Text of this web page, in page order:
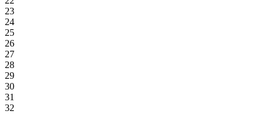
23
24
25
26
27
28
29
30
31
32